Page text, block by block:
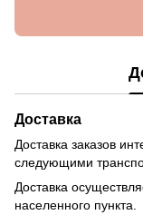
Доставка
Доставка заказов
следующими
Доставка
населенного